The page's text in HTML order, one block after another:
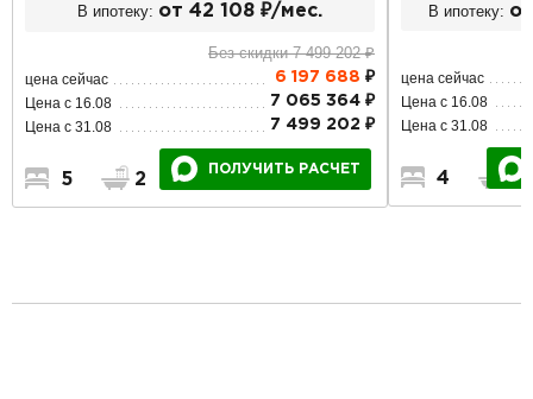
В ипотеку: от 42 108 ₽/мес.
Без скидки 7 499 202 ₽
цена сейчас 6 197 688 ₽
Цена с 16.08 7 065 364 ₽
Цена с 31.08 7 499 202 ₽
5 2 2
ПОЛУЧИТЬ РАСЧЕТ
В ипотеку:
цена сейчас
Цена с 16.08
Цена с 31.08
4 3